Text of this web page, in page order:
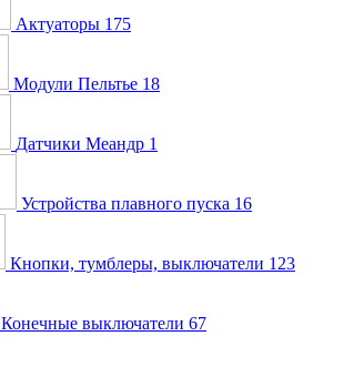
Актуаторы 175
Модули Пельтье 18
Датчики Меандр 1
Устройства плавного пуска 16
Кнопки, тумблеры, выключатели 123
Конечные выключатели 67